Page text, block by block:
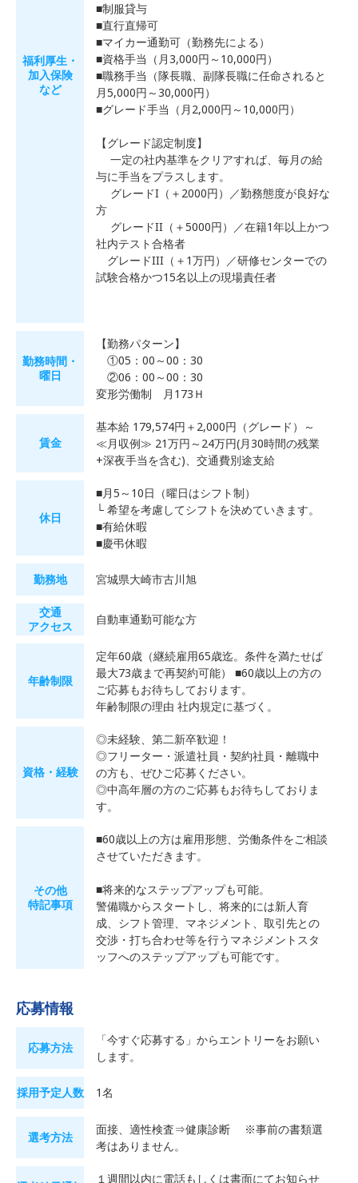
福利厚生・
加入保険
など
■制服貸与
■直行直帰可
■マイカー通勤可（勤務先による）
■資格手当（月3,000円～10,000円）
■職務手当（隊長職、副隊長職に任命されると
月5,000円～30,000円）
■グレード手当（月2,000円～10,000円）
【グレード認定制度】
一定の社内基準をクリアすれば、毎月の給
与に手当をプラスします。
グレードI（＋2000円）／勤務態度が良好な
方
グレードII（＋5000円）／在籍1年以上かつ
社内テスト合格者
グレードIII（＋1万円）／研修センターでの
試験合格かつ15名以上の現場責任者
勤務時間・
曜日
【勤務パターン】
①05：00～00：30
②06：00～00：30
変形労働制 月173Ｈ
賃金
基本給 179,574円＋2,000円（グレード）～
≪月収例≫ 21万円～24万円(月30時間の残業
+深夜手当を含む)、交通費別途支給
休日
■月5～10日（曜日はシフト制）
└ 希望を考慮してシフトを決めていきます。
■有給休暇
■慶弔休暇
勤務地 宮城県大崎市古川旭
交通
アクセス
自動車通勤可能な方
年齢制限
定年60歳（継続雇用65歳迄。条件を満たせば
最大73歳まで再契約可能） ■60歳以上の方の
ご応募もお待ちしております。
年齢制限の理由 社内規定に基づく。
資格・経験
◎未経験、第二新卒歓迎！
◎フリーター・派遣社員・契約社員・離職中
の方も、ぜひご応募ください。
◎中高年層の方のご応募もお待ちしておりま
す。
その他
特記事項
■60歳以上の方は雇用形態、労働条件をご相談
させていただきます。
■将来的なステップアップも可能。
警備職からスタートし、将来的には新人育
成、シフト管理、マネジメント、取引先との
交渉・打ち合わせ等を行うマネジメントスタ
ッフへのステップアップも可能です。
応募情報
応募方法
「今すぐ応募する」からエントリーをお願い
します。
採用予定人数 1名
選考方法
面接、適性検査⇒健康診断 ※事前の書類選
考はありません。
１週間以内に電話もしくは書面にてお知らせ